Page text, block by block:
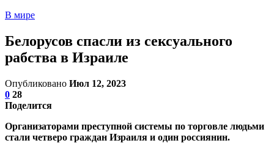
В мире
Белорусов спасли из сексуального
рабства в Израиле
Опубликовано Июл 12, 2023
0 28
Поделится
Организаторами преступной системы по торговле людьми
стали четверо граждан Израиля и один россиянин.